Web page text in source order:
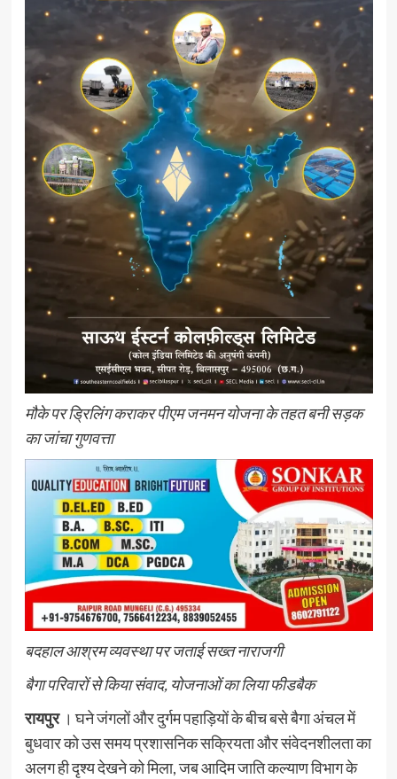
मौके पर ड्रिलिंग कराकर पीएम जनमन योजना के तहत बनी सड़क
का जांचा गुणवत्ता
बदहाल आश्रम व्यवस्था पर जताई सख्त नाराजगी
बैगा परिवारों से किया संवाद, योजनाओं का लिया फीडबैक
रायपुर। घने जंगलों और दुर्गम पहाड़ियों के बीच बसे बैगा अंचल में
बुधवार को उस समय प्रशासनिक सक्रियता और संवेदनशीलता का
अलग ही दृश्य देखने को मिला, जब आदिम जाति कल्याण विभाग के